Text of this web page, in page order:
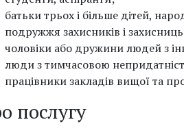
батьки трьох і більше дітей,
подружжя захисників і
чоловіки або дружини людей з
люди з тимчасовою
працівники закладів вищої та
послугу